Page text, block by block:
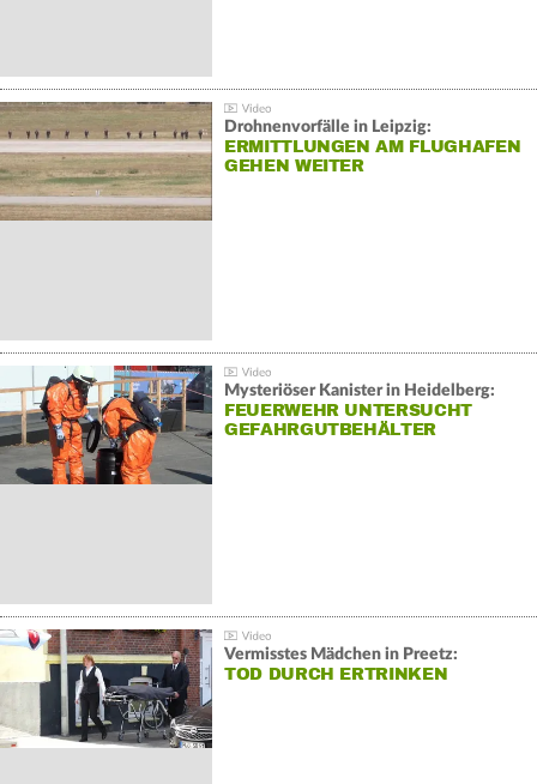
Drohnenvorfälle in Leipzig:
ERMITTLUNGEN AM FLUGHAFEN
GEHEN WEITER
Mysteriöser Kanister in Heidelberg:
FEUERWEHR UNTERSUCHT
GEFAHRGUTBEHÄLTER
Vermisstes Mädchen in Preetz:
TOD DURCH ERTRINKEN